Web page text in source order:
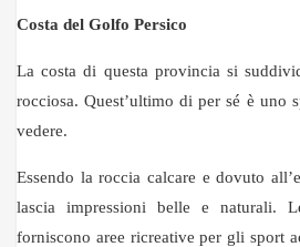
Costa del Golfo Persico
La costa di questa provincia si
rocciosa. Quest’ultimo di per sé è uno
vedere.
Essendo la roccia calcare e dovuto
lascia impressioni belle e naturali.
forniscono aree ricreative per gli sport